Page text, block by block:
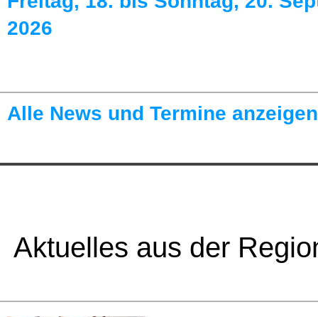
2026
Alle News und Termine anzeigen
Aktuelles aus der